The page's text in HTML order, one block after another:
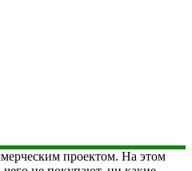
проектом. На этом